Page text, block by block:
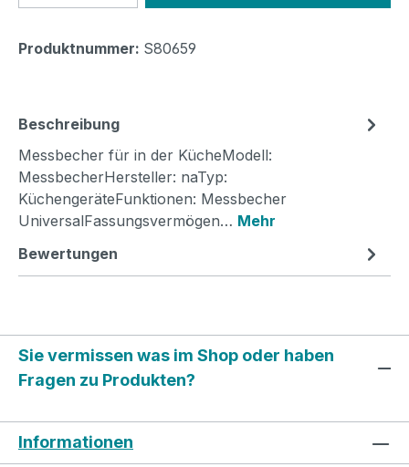
Produktnummer: S80659
Beschreibung
Messbecher für in der KücheModell:
MessbecherHersteller: naTyp:
KüchengeräteFunktionen: Messbecher
UniversalFassungsvermögen… Mehr
Bewertungen
Sie vermissen was im Shop oder haben
Fragen zu Produkten?
Informationen